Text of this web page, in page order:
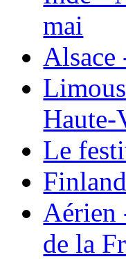
mai
Alsace
Haute-
Le
Aérien
de la